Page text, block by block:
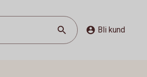
Bli kund